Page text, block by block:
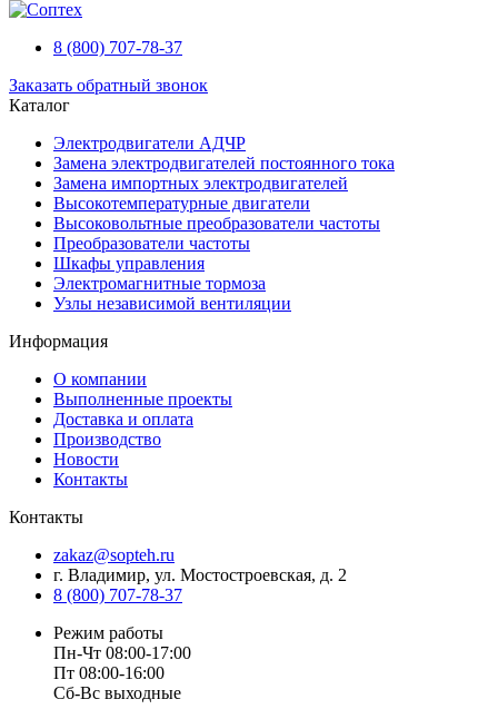
8 (800) 707-78-37
Заказать обратный звонок
Каталог
Электродвигатели АДЧР
Замена электродвигателей постоянного тока
Замена импортных электродвигателей
Высокотемпературные двигатели
Высоковольтные преобразователи частоты
Преобразователи частоты
Шкафы управления
Электромагнитные тормоза
Узлы независимой вентиляции
Информация
О компании
Выполненные проекты
Доставка и оплата
Производство
Новости
Контакты
Контакты
zakaz@sopteh.ru
г. Владимир, ул. Мостостроевская, д. 2
8 (800) 707-78-37
Режим работы
Пн-Чт 08:00-17:00
Пт 08:00-16:00
Сб-Вс выходные